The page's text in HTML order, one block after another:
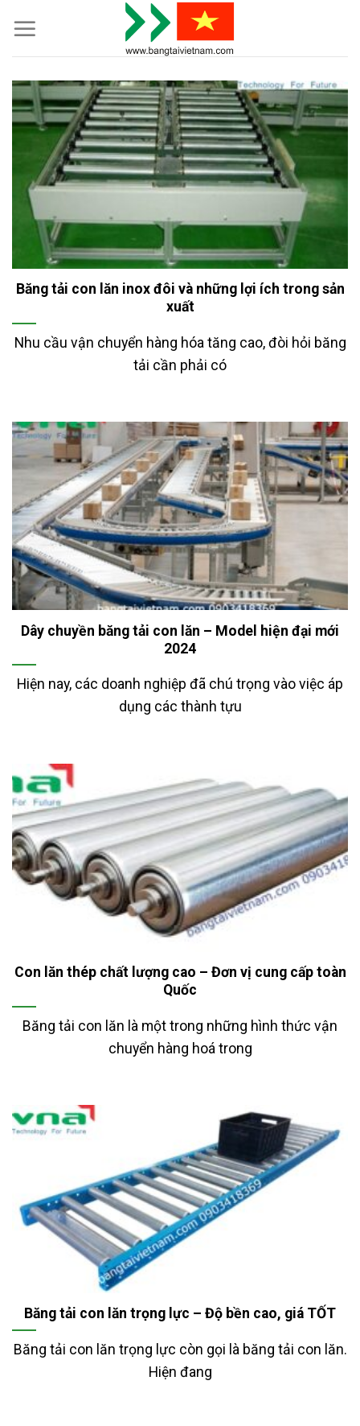
to
Băng tải con lăn inox đôi và những lợi ích trong sản
xuất
Nhu cầu vận chuyển hàng hóa tăng cao, đòi hỏi băng
tải cần phải có
Dây chuyền băng tải con lăn – Model hiện đại mới
2024
Hiện nay, các doanh nghiệp đã chú trọng vào việc áp
dụng các thành tựu
Con lăn thép chất lượng cao – Đơn vị cung cấp toàn
Quốc
Băng tải con lăn là một trong những hình thức vận
chuyển hàng hoá trong
Băng tải con lăn trọng lực – Độ bền cao, giá TỐT
Băng tải con lăn trọng lực còn gọi là băng tải con lăn.
Hiện đang